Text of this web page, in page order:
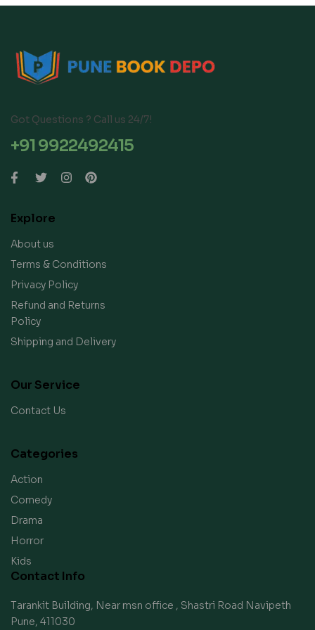
Got Questions ? Call us 24/7!
+91 9922492415
Explore
About us
Terms & Conditions
Privacy Policy
Refund and Returns
Policy
Shipping and Delivery
Our Service
Contact Us
Categories
Action
Comedy
Drama
Horror
Kids
Contact Info
Tarankit Building, Near msn office , Shastri Road Navipeth
Pune, 411030